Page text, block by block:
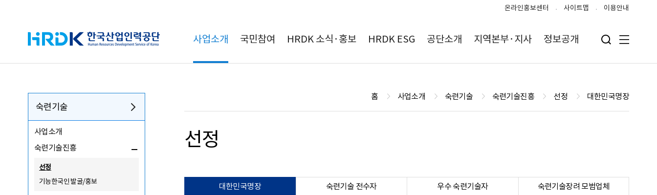
HRDK 한국산업인력공단
온라인홍보센터 사이트맵 이용안내
사업소개 국민참여 HRDK 소식·홍보 HRDK ESG 공단소개 지역본부·지사 정보공개 검색 입력폼 열기
전체메뉴
숙련기술
사업소개
숙련기술진흥
선정
기능한국인 발굴/홍보
홈 사업소개 숙련기술 숙련기술진흥 선정 대한민국명장
선정
대한민국명장 숙련기술 전수자 우수 숙련기술자 숙련기술장려 모범업체